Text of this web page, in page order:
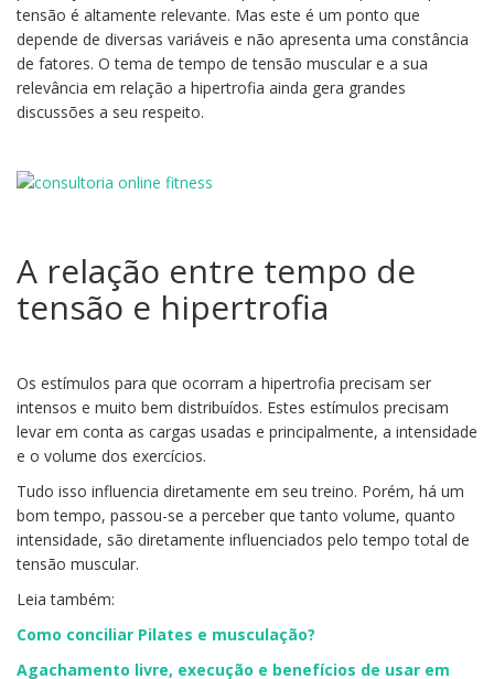
tensão é altamente relevante. Mas este é um ponto que
depende de diversas variáveis e não apresenta uma constância
de fatores. O tema de tempo de tensão muscular e a sua
relevância em relação a hipertrofia ainda gera grandes
discussões a seu respeito.
A relação entre tempo de
tensão e hipertrofia
Os estímulos para que ocorram a hipertrofia precisam ser
intensos e muito bem distribuídos. Estes estímulos precisam
levar em conta as cargas usadas e principalmente, a intensidade
e o volume dos exercícios.
Tudo isso influencia diretamente em seu treino. Porém, há um
bom tempo, passou-se a perceber que tanto volume, quanto
intensidade, são diretamente influenciados pelo tempo total de
tensão muscular.
Leia também:
Como conciliar Pilates e musculação?
Agachamento livre, execução e benefícios de usar em